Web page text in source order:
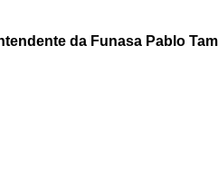
da Funasa Pablo